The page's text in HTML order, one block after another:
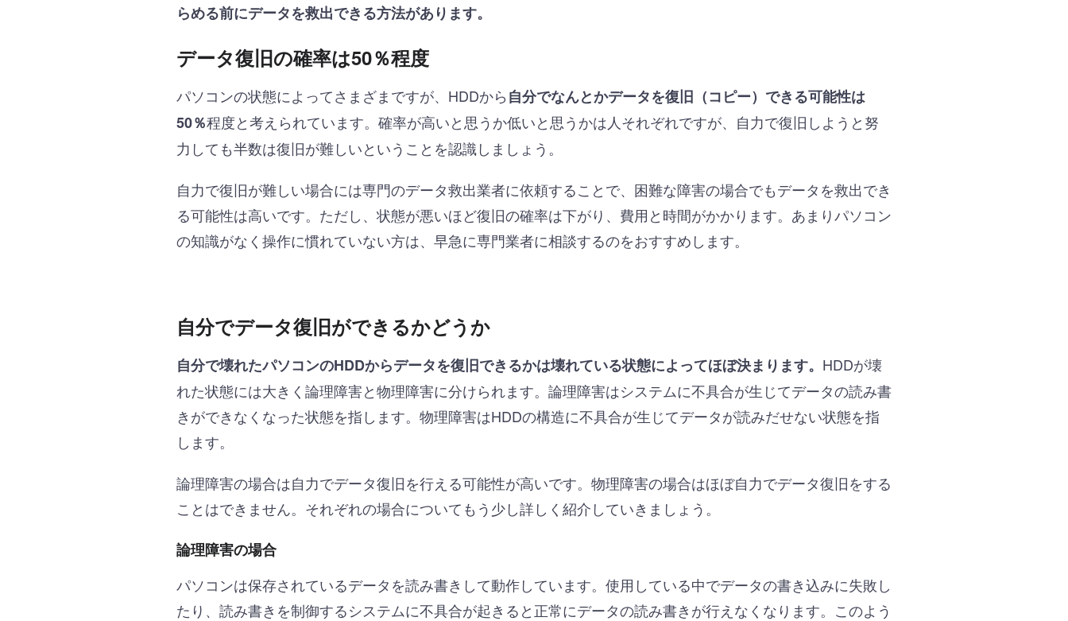
らめる前にデータを救出できる方法があります。
データ復旧の確率は50％程度
パソコンの状態によってさまざまですが、HDDから自分でなんとかデータを復旧（コピー）できる可能性は
50％程度と考えられています。確率が高いと思うか低いと思うかは人それぞれですが、自力で復旧しようと努
力しても半数は復旧が難しいということを認識しましょう。
自力で復旧が難しい場合には専門のデータ救出業者に依頼することで、困難な障害の場合でもデータを救出でき
る可能性は高いです。ただし、状態が悪いほど復旧の確率は下がり、費用と時間がかかります。あまりパソコン
の知識がなく操作に慣れていない方は、早急に専門業者に相談するのをおすすめします。
自分でデータ復旧ができるかどうか
自分で壊れたパソコンのHDDからデータを復旧できるかは壊れている状態によってほぼ決まります。 HDDが壊
れた状態には大きく論理障害と物理障害に分けられます。論理障害はシステムに不具合が生じてデータの読み書
きができなくなった状態を指します。物理障害はHDDの構造に不具合が生じてデータが読みだせない状態を指
します。
論理障害の場合は自力でデータ復旧を行える可能性が高いです。物理障害の場合はほぼ自力でデータ復旧をする
ことはできません。それぞれの場合についてもう少し詳しく紹介していきましょう。
論理障害の場合
パソコンは保存されているデータを読み書きして動作しています。使用している中でデータの書き込みに失敗し
たり、読み書きを制御するシステムに不具合が起きると正常にデータの読み書きが行えなくなります。このよう